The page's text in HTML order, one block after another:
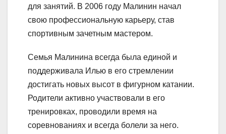
для занятий. В 2006 году Малинин начал
свою профессиональную карьеру, став
спортивным зачетным мастером.
Семья Малинина всегда была единой и
поддерживала Илью в его стремлении
достигать новых высот в фигурном катании.
Родители активно участвовали в его
тренировках, проводили время на
соревнованиях и всегда болели за него.